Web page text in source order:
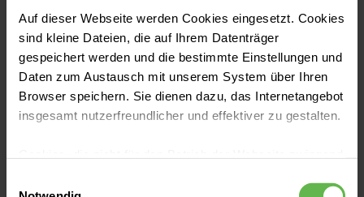
Auf dieser Webseite werden Cookies eingesetzt. Cookies
sind kleine Dateien, die auf Ihrem Datenträger
gespeichert werden und die bestimmte Einstellungen und
Daten zum Austausch mit unserem System über Ihren
Browser speichern. Sie dienen dazu, das Internetangebot
insgesamt nutzerfreundlicher und effektiver zu gestalten.
eingesetzt werden.
„herausschneiden“) handelt es sich um ein
Verfahren, bei dem aus Blut oder Blutplasma
gezielt nützliche Blutbestandteile oder
krankheitsverursachende Stoffe entfernt
Kanüle in eine Armvene gelegt. Über diese
fließt das Blut in ein geschlossenes, steriles